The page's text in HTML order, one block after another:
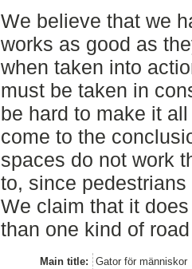
We believe that we
works as good as
when taken into
must be taken in
be hard to make it
come to the
spaces do not work
to, since
We claim that it
than one kind of
Main title:
Gator för människor